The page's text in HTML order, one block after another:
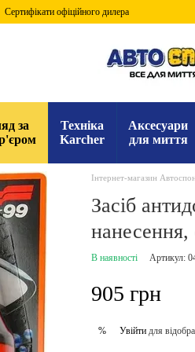
Сертифікати офіційного дилера
за
Техніка
Karcher
Аксесуари
для миття
Інтернет-магазин
Засіб
нанесення,
В наявності Артикул:
905 грн
% Увійтидля